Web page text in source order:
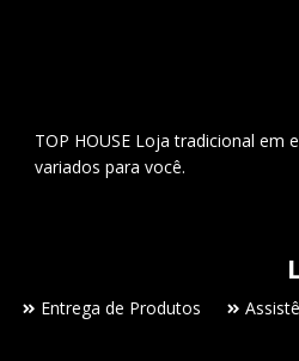
TOP HOUSE Loja tradicional
variados para você.
Entrega de Produtos